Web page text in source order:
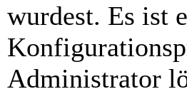
wurdest. Es ist
Administrator